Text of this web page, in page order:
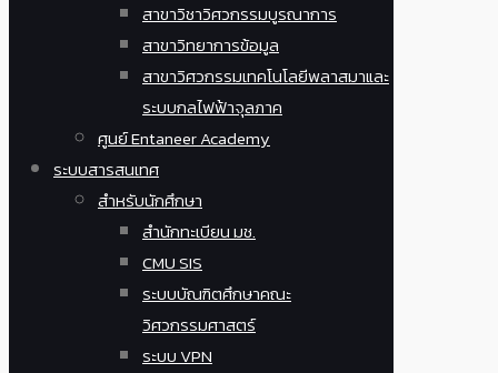
สาขาวิชาวิศวกรรมบูรณาการ
สาขาวิทยาการข้อมูล
สาขาวิศวกรรมเทคโนโลยีพลาสมาและ
ระบบกลไฟฟ้าจุลภาค
ศูนย์ Entaneer Academy
ระบบสารสนเทศ
สำหรับนักศึกษา
สำนักทะเบียน มช.
CMU SIS
ระบบบัณฑิตศึกษาคณะ
วิศวกรรมศาสตร์
ระบบ VPN